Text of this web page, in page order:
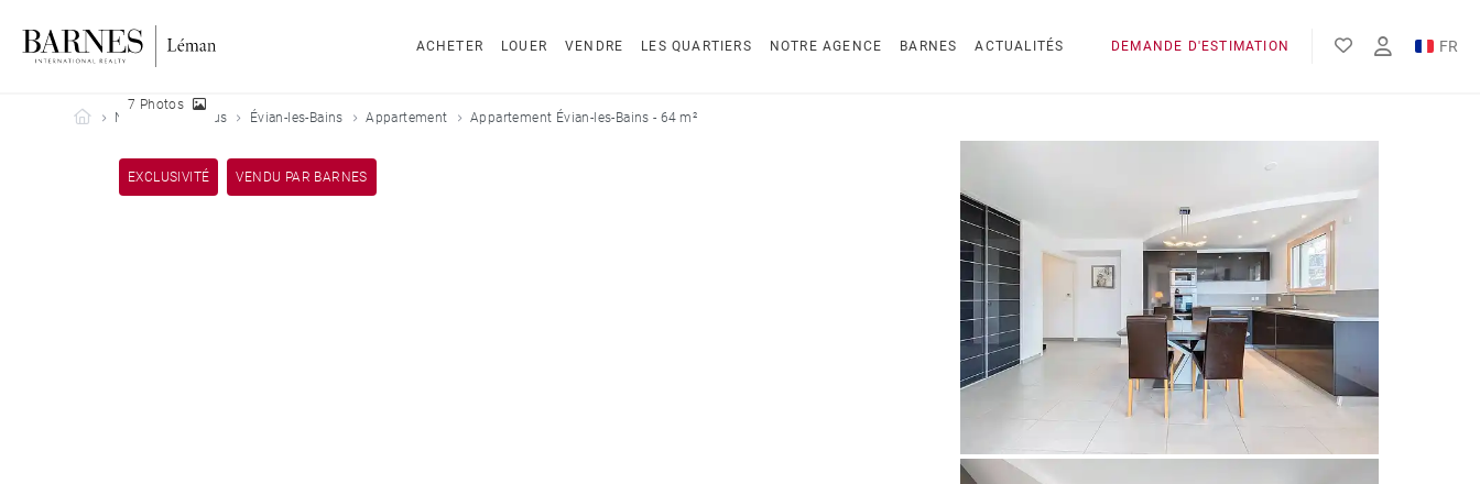
ACHETER LOUER VENDRE LES QUARTIERS NOTRE AGENCE BARNES ACTUALITÉS DEMANDE D'ESTIMATION
FR
Barnes Leman
Nos biens vendus Évian-les-Bains Appartement Appartement Évian-les-Bains - 64 m²
EXCLUSIVITÉ VENDU PAR BARNES
7 Photos